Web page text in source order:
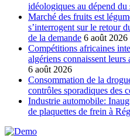
idéologiques au dépend du
Marché des fruits est
s’interrogent sur le retour
de la demande 6 août 2026
Compétitions africaines
algériens connaissent
6 août 2026
Consommation de la
contrôles sporadiques des
Industrie automobile:
de plaquettes de frein à